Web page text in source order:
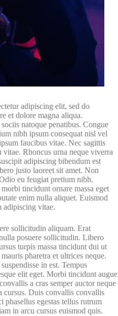
adipiscing elit, sed do
et dolore magna aliqua.
natoque penatibus. Congue
nibh ipsum consequat nisl vel
faucibus vitae. Nec sagittis
vitae. Rhoncus urna neque viverra
adipiscing bibendum est
justo laoreet sit amet. Non
eu feugiat pretium nibh.
tincidunt ornare massa eget
enim nulla aliquet. Euismod
adipiscing vitae.
sollicitudin aliquam. Erat
posuere sollicitudin. Libero
turpis massa tincidunt dui ut
pharetra et ultrices neque.
in est. Tempus
elit eget. Morbi tincidunt augue
a cras semper auctor neque
cursus. Duis convallis convallis
egestas tellus rutrum
in arcu cursus euismod quis.